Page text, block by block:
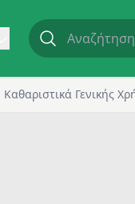
χρήσεων με
Καθαριστικά Γενικής